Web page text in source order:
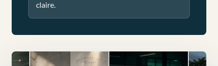
claire.